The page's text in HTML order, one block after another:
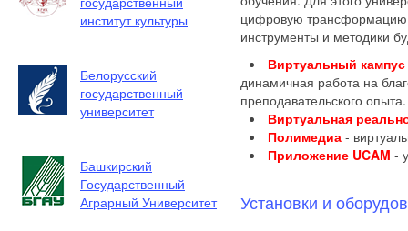
институт культуры
Белорусский
государственный
университет
Башкирский
Государственный
Аграрный Университет
цифровую
инструменты и методики
Виртуальный кампус
динамичная работа на
преподавательского опыта.
Виртуальная
Полимедиа -
Приложение UCAM -
Установки и